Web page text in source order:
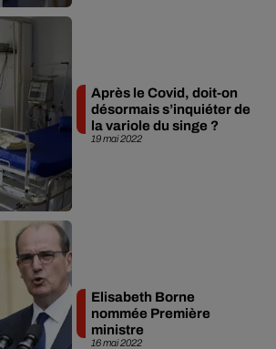
19 mai 2022
Après le Covid, doit-on
désormais s’inquiéter de
la variole du singe ?
16 mai 2022
Elisabeth Borne
nommée Première
ministre